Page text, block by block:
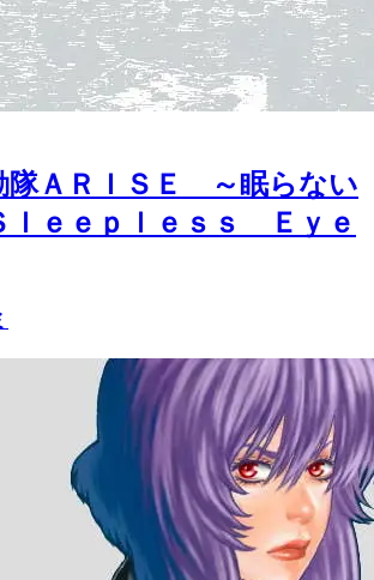
隊ＡＲＩＳＥ ～眠らない
ｌｅｅｐｌｅｓｓ Ｅｙｅ